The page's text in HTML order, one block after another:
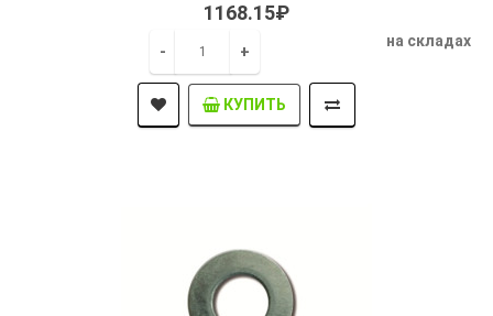
1168.15₽
- +
на складах
КУПИТЬ